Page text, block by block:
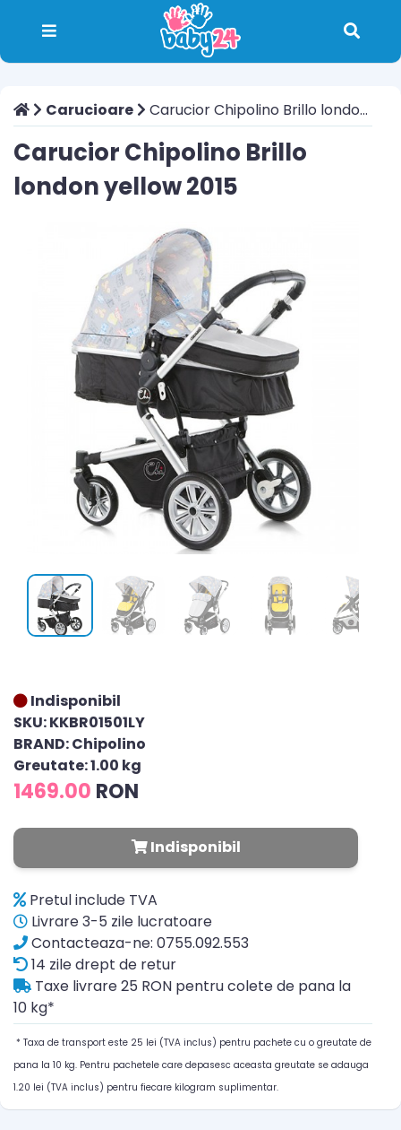
Carucioare Carucior Chipolino Brillo london yellow 2015
Carucior Chipolino Brillo
london yellow 2015
Indisponibil
SKU: KKBR01501LY
BRAND: Chipolino
Greutate: 1.00 kg
1469.00 RON
Indisponibil
Pretul include TVA
Livrare 3-5 zile lucratoare
Contacteaza-ne: 0755.092.553
14 zile drept de retur
Taxe livrare 25 RON pentru colete de pana la
10 kg*
* Taxa de transport este 25 lei (TVA inclus) pentru pachete cu o greutate de
pana la 10 kg. Pentru pachetele care depasesc aceasta greutate se adauga
1.20 lei (TVA inclus) pentru fiecare kilogram suplimentar.